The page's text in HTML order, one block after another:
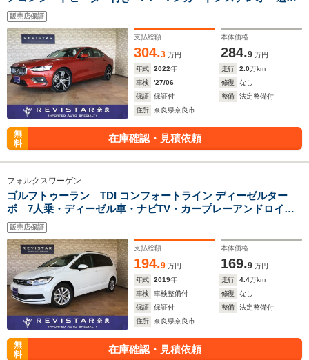
軽減車・アダクティブクルーズコントロール・ブライドスポッ
ト・ナビTV・360度カメラ・バックカメラ・コーナーセンサ
販売店保証
支払総額
304.3 万円
本体価格
284.9 万円
年式
2022年 走行 2.0万km
車検
'27/06 修復
なし
保証
保証付 整備
法定整備付
住所
奈良県奈良市
無
料
在庫確認・見積依頼
フォルクスワーゲン
ゴルフトゥーラン TDI コンフォートライン ディーゼルター
ボ 7人乗・ディーゼル車・ナビTV・カープレーアンドロイド
対応・バックカメラ・追突軽減車・アダクティブクルーズコン
トロール・ブラインドスポット・リヤトラフィックアラート
販売店保証
支払総額
194.9 万円
本体価格
169.9 万円
年式
2019年 走行 4.4万km
車検
車検整備付 修復
なし
保証
保証付 整備
法定整備付
住所
奈良県奈良市
無
料
在庫確認・見積依頼